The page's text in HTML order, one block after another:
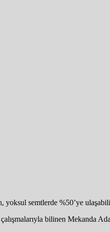
yoksul semtlerde %50’ye
bilinen Mekanda